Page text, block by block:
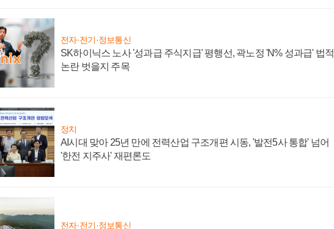
전자·전기·정보통신
SK하이닉스 노사 '성과급 주식지급' 평행선, 곽노정 'N% 성과급' 법적
논란 벗을지 주목
정치
AI시대 맞아 25년 만에 전력산업 구조개편 시동, '발전5사 통합' 넘어
'한전 지주사' 재편론도
전자·전기·정보통신